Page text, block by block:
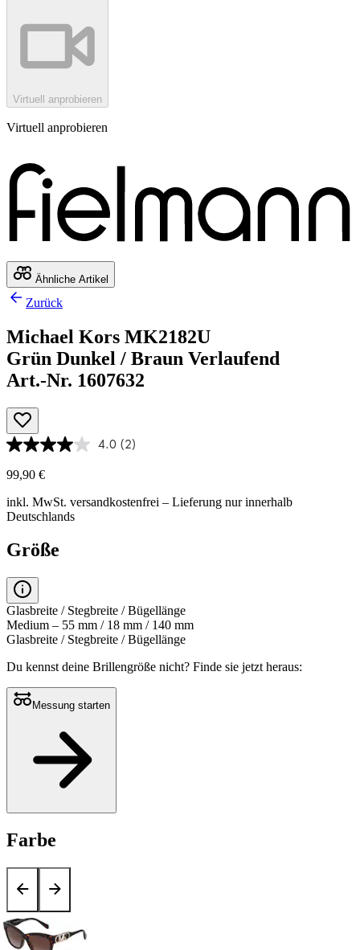
Virtuell anprobieren
Virtuell anprobieren
Ähnliche Artikel
Zurück
Michael Kors MK2182U
Grün Dunkel / Braun Verlaufend
Art.-Nr. 1607632
4.0 (2)
99,90 €
inkl. MwSt. versandkostenfrei – Lieferung nur innerhalb
Deutschlands
Größe
Glasbreite / Stegbreite / Bügellänge
Medium – 55 mm / 18 mm / 140 mm
Glasbreite / Stegbreite / Bügellänge
Du kennst deine Brillengröße nicht? Finde sie jetzt heraus:
Messung starten
Farbe